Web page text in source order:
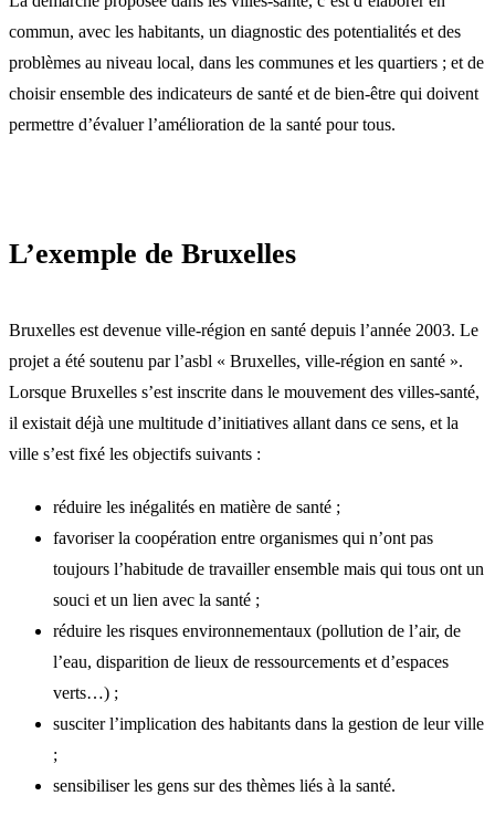
commun, avec les habitants, un diagnostic des potentialités et des
problèmes au niveau local, dans les communes et les quartiers ; et de
choisir ensemble des indicateurs de santé et de bien-être qui doivent
permettre d’évaluer l’amélioration de la santé pour tous.
L’exemple de Bruxelles
Bruxelles est devenue ville-région en santé depuis l’année 2003. Le
projet a été soutenu par l’asbl « Bruxelles, ville-région en santé ».
Lorsque Bruxelles s’est inscrite dans le mouvement des villes-santé,
il existait déjà une multitude d’initiatives allant dans ce sens, et la
ville s’est fixé les objectifs suivants :
réduire les inégalités en matière de santé ;
favoriser la coopération entre organismes qui n’ont pas
toujours l’habitude de travailler ensemble mais qui tous ont un
souci et un lien avec la santé ;
réduire les risques environnementaux (pollution de l’air, de
l’eau, disparition de lieux de ressourcements et d’espaces
verts…) ;
susciter l’implication des habitants dans la gestion de leur ville
;
sensibiliser les gens sur des thèmes liés à la santé.